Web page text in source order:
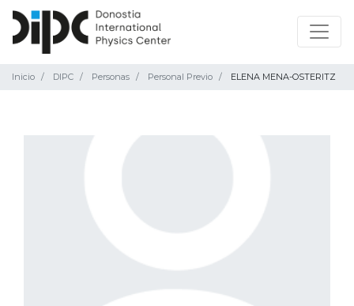
Inicio DIPC Personas Personal Previo ELENA MENA-OSTERITZ